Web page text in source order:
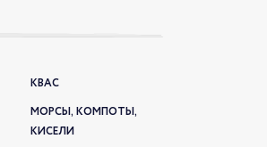
КВАС
МОРСЫ, КОМПОТЫ,
КИСЕЛИ